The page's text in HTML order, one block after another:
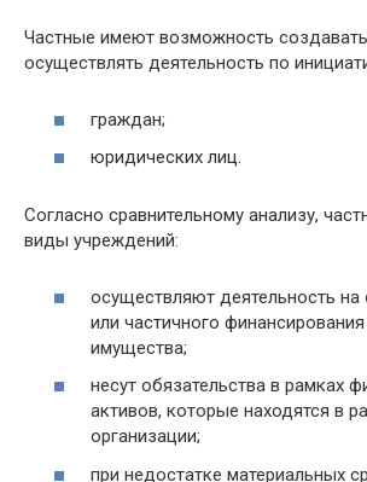
Частные имеют возможность
осуществлять деятельность по
граждан;
юридических лиц.
Согласно сравнительному анализу,
виды учреждений:
осуществляют деятельность на
или частичного
имущества;
несут обязательства в рамках
активов, которые находятся в
организации;
при недостатке материальных